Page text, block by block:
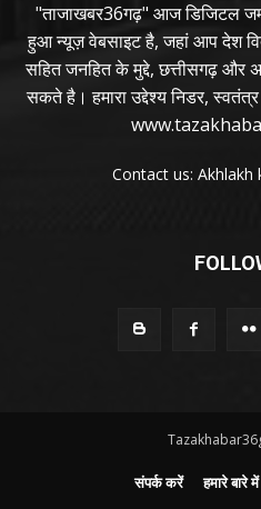
"ताजाखबर36गढ़" आज डिजिटल
हुआ न्यूज़ वेबसाइट है, जहां आप देश
सहित जनहित के मुद्दे, छत्तीसगढ़ और
सकते है। हमारा उद्देश्य निडर,
Contact us: Akhlakh
संपर्क करें हमारे बारे में